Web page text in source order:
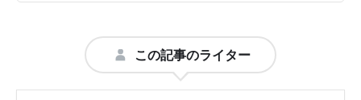
この記事のライター